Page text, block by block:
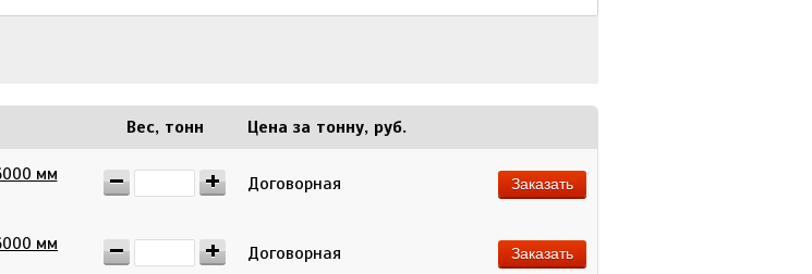
Вес, тонн Цена за тонну, руб.
мм
Договорная Заказать
мм
Договорная Заказать